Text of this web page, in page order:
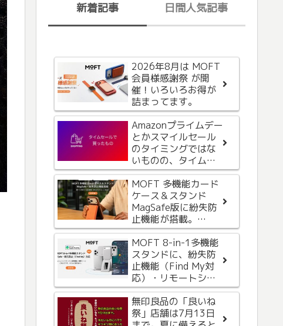
新着記事
2026年8月は MOFT
会員様感謝祭 が開
催！いろいろお得が
詰まってます。
Amazonプライムデー
とかスマイルセール
のタイミングではな
いものの、タイムセ
ールもなかな
か・・・
MOFT 多機能カード
ケース＆スタンド
MagSafe版に紛失防
止機能が搭載。
iPhoneの「探す」と
Androidの「Find
Hub」機能に対応
MOFT 8-in-1多機能
スタンドに、紛失防
止機能（Find My対
応）・リモートシャ
ッターボタンが追加
されて新登場
無印良品の「良いね
祭」店舗は7月13日
日間人気記事
AppleからiCloud+の
お支払い方法に問題
があるという内容の
メールが届いたが、
なんか変。フィッシ
ング詐欺メールって
これかな。気をつけ
ましょう。
Amazonブラックフラ
イデー最終日。届い
た1枚のハガキから気
づいて奮発して購
入。
iPhone用にハンドス
トラップ装着レビュ
ー。常にiPhoneを手
に持っておかないと
きに便利。
MOFTから紛失防止
スマホスタンド
（TRACKABLE
WALLET STAND）が
登場。iPhoneの「探
す」アプリに対応。
ワイヤレス充電にも
NOMADのApple
Watch用バンド